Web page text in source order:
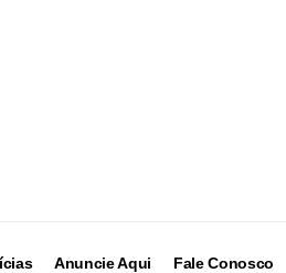
Anuncie Aqui Fale Conosco